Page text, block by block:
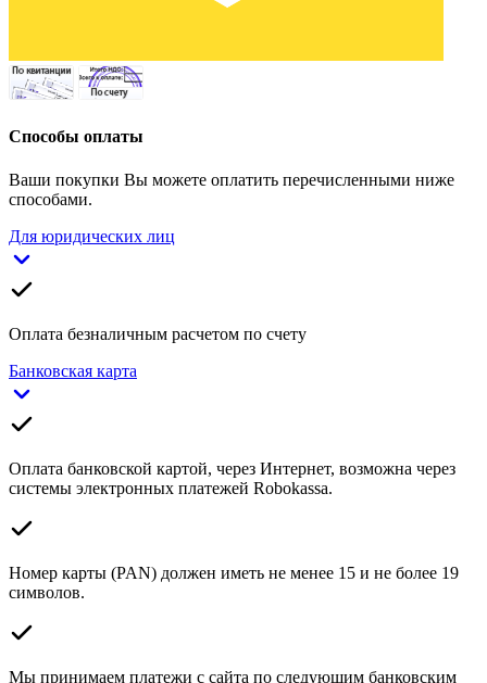
Способы оплаты
Ваши покупки Вы можете оплатить перечисленными ниже
способами.
Для юридических лиц
Оплата безналичным расчетом по счету
Банковская карта
Оплата банковской картой, через Интернет, возможна через
системы электронных платежей Robokassa.
Номер карты (PAN) должен иметь не менее 15 и не более 19
символов.
Мы принимаем платежи с сайта по следующим банковским